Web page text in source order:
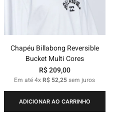
Chapéu Billabong Reversible
Bucket Multi Cores
R$209,00
Em até4xR$ 52,25sem juros
ADICIONAR AO CARRINHO